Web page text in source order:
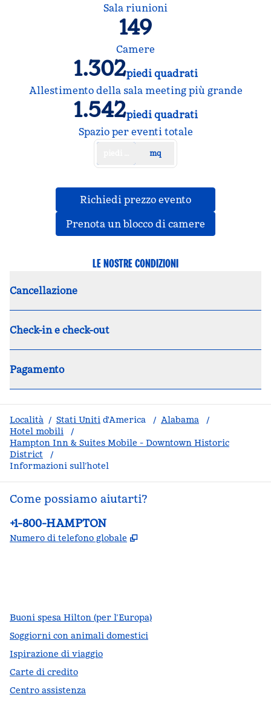
Sala riunioni
149
Camere
1.302piedi quadrati
Piedi quadrati
Allestimento della sala meeting più grande
1.542piedi quadrati
Piedi quadrati
Spazio per eventi totale
piedi quadratimq
Richiedi prezzo evento,
Prenota un blocco di camere
LE NOSTRE CONDIZIONI
Cancellazione
Check-in e check-out
Pagamento
Località / Stati Uniti d'America / Alabama
/
Hotel mobili
/
Hampton Inn & Suites Mobile - Downtown Historic
District
/
Informazioni sull’hotel
Come possiamo aiutarti?
Telefono:
+1-800-HAMPTON
Numero di telefono globale ,
Buoni spesa Hilton (per l’Europa)
Soggiorni con animali domestici
Ispirazione di viaggio
Carte di credito
Centro assistenza